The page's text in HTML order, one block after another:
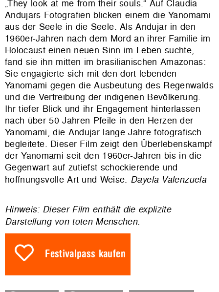
„They look at me from their souls.“ Auf Claudia
Andujars Fotografien blicken einem die Yanomami
aus der Seele in die Seele. Als Andujar in den
1960er-Jahren nach dem Mord an ihrer Familie im
Holocaust einen neuen Sinn im Leben suchte,
fand sie ihn mitten im brasilianischen Amazonas:
Sie engagierte sich mit den dort lebenden
Yanomami gegen die Ausbeutung des Regenwalds
und die Vertreibung der indigenen Bevölkerung.
Ihr tiefer Blick und ihr Engagement hinterlassen
nach über 50 Jahren Pfeile in den Herzen der
Yanomami, die Andujar lange Jahre fotografisch
begleitete. Dieser Film zeigt den Überlebenskampf
der Yanomami seit den 1960er-Jahren bis in die
Gegenwart auf zutiefst schockierende und
hoffnungsvolle Art und Weise. Dayela Valenzuela
Hinweis: Dieser Film enthält die explizite
Darstellung von toten Menschen.
Festivalpass kaufen